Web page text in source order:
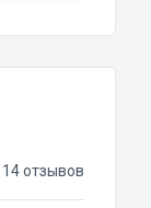
14 отзывов